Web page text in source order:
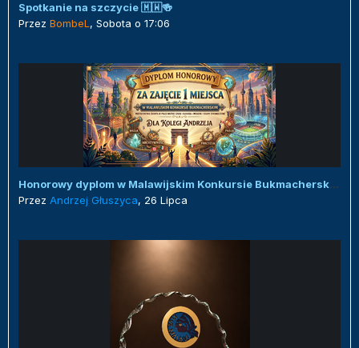
Spotkanie na szczycie 🇲🇼🍻
Przez BombeL , Sobota o 17:06
Honorowy dyplom w Malawijskim Konkursie Bukmacherskim :)
Przez Andrzej Głuszyca, 26 Lipca